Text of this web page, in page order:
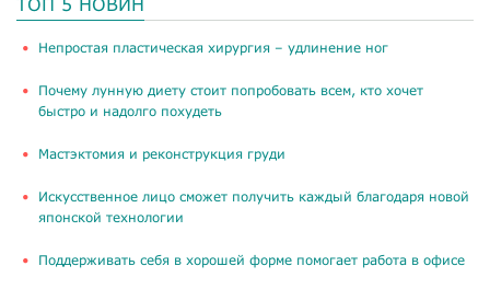
​Непростая пластическая хирургия – удлинение ног
Почему лунную диету стоит попробовать всем, кто хочет
быстро и надолго похудеть
Мастэктомия и реконструкция груди
Искусственное лицо сможет получить каждый благодаря новой
японской технологии
Поддерживать себя в хорошей форме помогает работа в офисе